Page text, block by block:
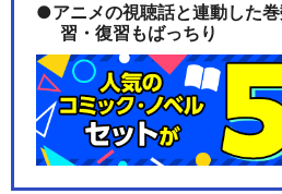
アニメの視聴話と連動した
習・復習もばっちり